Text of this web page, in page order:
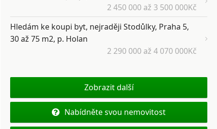
2 450 000 až 3 500 000Kč
Hledám ke koupi byt, nejraději Stodůlky, Praha 5,
30 až 75 m2, p. Holan
2 290 000 až 4 070 000Kč
Zobrazit další
Nabídněte svou nemovitost